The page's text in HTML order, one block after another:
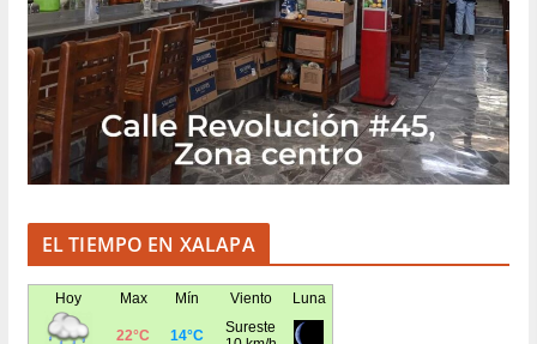
EL TIEMPO EN XALAPA